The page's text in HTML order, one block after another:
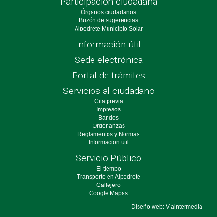
Órganos ciudadanos
Buzón de sugerencias
Alpedrete Municipio Solar
Información útil
Sede electrónica
Portal de trámites
Servicios al ciudadano
Cita previa
Impresos
Bandos
Ordenanzas
Reglamentos y Normas
Información útil
Servicio Público
El tiempo
Transporte en Alpedrete
Callejero
Google Mapas
Diseño web: Viaintermedia